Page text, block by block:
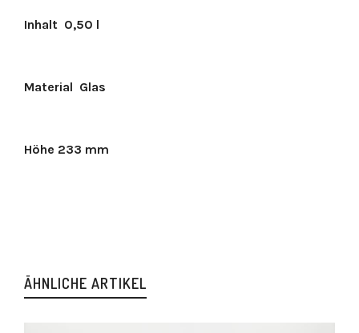
Inhalt 0,50 l
Material Glas
Höhe 233 mm
ÄHNLICHE ARTIKEL